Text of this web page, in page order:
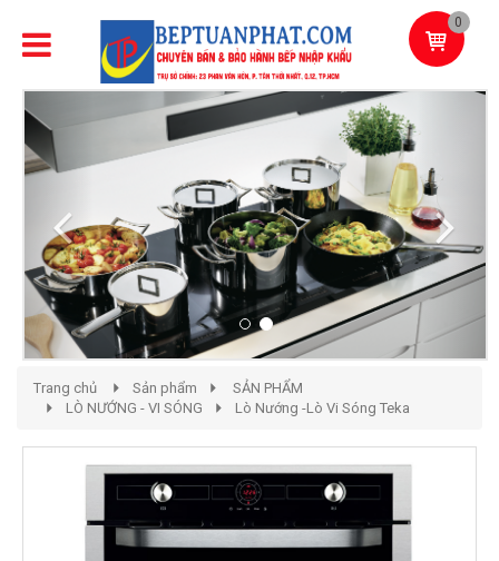
0
Previous
Trang chủ Sản phẩm
SẢN PHẨM
LÒ NƯỚNG - VI SÓNG
Lò Nướng -Lò Vi Sóng Teka